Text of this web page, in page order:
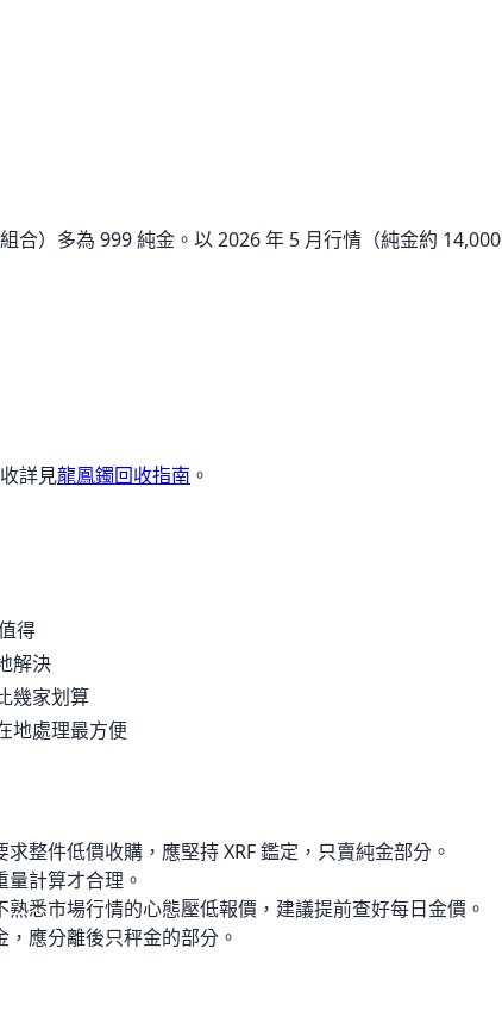
合）多為 999 純金。以2026 年 5 月行情（純金約 14,000
詳見龍鳳鐲回收指南 。
得
解決
幾家划算
地處理最方便
整件低價收購，應堅持 XRF 鑑定，只賣純金部分。
計算才合理。
悉市場行情的心態壓低報價，建議提前查好每日金價。
應分離後只秤金的部分。